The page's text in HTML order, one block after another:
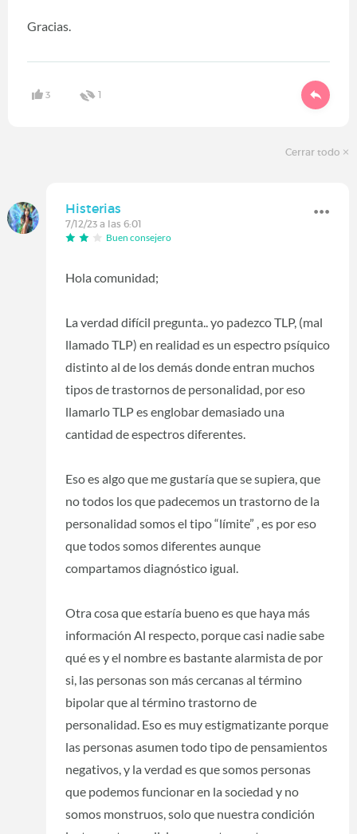
Gracias.
3 1
Cerrar todo
Histerias
7/12/23 a las 6:01
Buen consejero
Hola comunidad;
La verdad difícil pregunta.. yo padezco TLP, (mal
llamado TLP) en realidad es un espectro psíquico
distinto al de los demás donde entran muchos
tipos de trastornos de personalidad, por eso
llamarlo TLP es englobar demasiado una
cantidad de espectros diferentes.
Eso es algo que me gustaría que se supiera, que
no todos los que padecemos un trastorno de la
personalidad somos el tipo “límite” , es por eso
que todos somos diferentes aunque
compartamos diagnóstico igual.
Otra cosa que estaría bueno es que haya más
información Al respecto, porque casi nadie sabe
qué es y el nombre es bastante alarmista de por
si, las personas son más cercanas al término
bipolar que al término trastorno de
personalidad. Eso es muy estigmatizante porque
las personas asumen todo tipo de pensamientos
negativos, y la verdad es que somos personas
que podemos funcionar en la sociedad y no
somos monstruos, solo que nuestra condición